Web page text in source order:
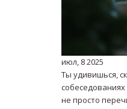
июл, 8 2025
Ты удивишься,
не просто